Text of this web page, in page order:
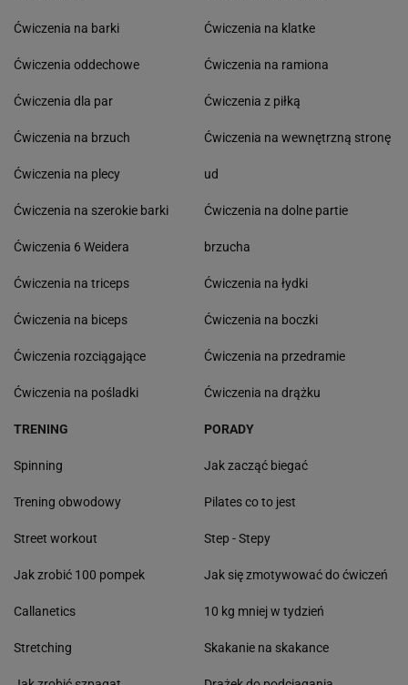
Ćwiczenia na barki
Ćwiczenia oddechowe
Ćwiczenia dla par
Ćwiczenia na brzuch
Ćwiczenia na plecy
Ćwiczenia na szerokie barki
Ćwiczenia 6 Weidera
Ćwiczenia na triceps
Ćwiczenia na biceps
Ćwiczenia rozciągające
Ćwiczenia na pośladki
Ćwiczenia na klatke
Ćwiczenia na ramiona
Ćwiczenia z piłką
Ćwiczenia na wewnętrzną stronę
ud
Ćwiczenia na dolne partie
brzucha
Ćwiczenia na łydki
Ćwiczenia na boczki
Ćwiczenia na przedramie
Ćwiczenia na drążku
TRENING
Spinning
Trening obwodowy
Street workout
Jak zrobić 100 pompek
Callanetics
Stretching
PORADY
Jak zacząć biegać
Pilates co to jest
Step - Stepy
Jak się zmotywować do ćwiczeń
10 kg mniej w tydzień
Skakanie na skakance